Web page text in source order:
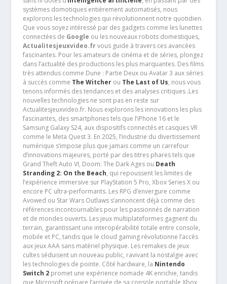
systèmes domotiques entièrement automatisés, nous
explorons les technologies qui révolutionnent notre quotidien.
Que vous soyez intéressé par des gadgets comme les lunettes
connectées de Google ou les nouveaux robots domestiques,
Actualitesjeuxvideo.frvous guide à travers ces avancées
fascinantes. Pour les amateurs de cinéma et de séries, plongez
dans l’actualité des productions les plus marquantes. Des films
très attendus comme Dune : Partie Deux ou Avatar 3 aux séries
à succès comme The Witcherou The Last of Us, nous vous
tenons informés des tendances et des analyses critiques .Les
nouvelles technologies ne sont pas en reste sur
Actualitesjeuxvideo.fr. Nous explorons les innovations les plus
fascinantes, des smartphones tels que l’iPhone 16 et le
Samsung Galaxy S24, aux dispositifs connectés et casques VR
comme le Meta Quest 3. En 2025, l’industrie du divertissement
numérique s’impose plus que jamais comme un carrefour
d’innovations majeures, porté par des titres phares tels que
Grand Theft Auto VI, Doom: The Dark Ages ou Death
Stranding 2: On the Beach, qui repoussent les limites de
l’expérience immersive sur PlayStation 5 Pro, Xbox Series X ou
encore PC ultra-performants. Les RPG d’envergure comme
Avowed ou Star Wars Outlaws s’annoncent déjà comme des
références incontournables pour les passionnés de narration
et de mondes ouverts. Les jeux multiplateformes gagnent du
terrain, garantissant une interopérabilité totale entre console,
mobile et PC, tandis que le cloud gaming révolutionne l’accès
aux jeux AAA sans matériel physique. Les remakes de jeux
cultes séduisent un nouveau public, ravivant la nostalgie avec
les technologies de pointe. Côté hardware, la Nintendo
Switch 2promet une expérience nomade 4K enrichie, tandis
que Microsoft prépare l’arrivée de sa console portable Xbox